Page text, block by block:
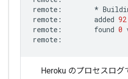
remote : *
remote : added 92
remote : found 0
remote :
Heroku のプロセスログ